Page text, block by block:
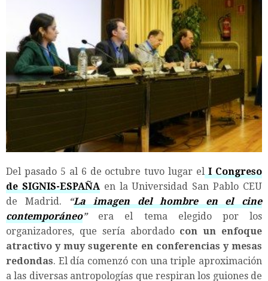
Del pasado 5 al 6 de octubre tuvo lugar el I Congreso
de SIGNIS-ESPAÑAen la Universidad San Pablo CEU
de Madrid.
“La imagen del hombre en el cine
contemporáneo”era el tema elegido por los
organizadores, que sería abordado con un enfoque
atractivo y muy sugerente en conferencias y mesas
redondas. El día comenzó con una triple aproximación
a las diversas antropologías que respiran los guiones de